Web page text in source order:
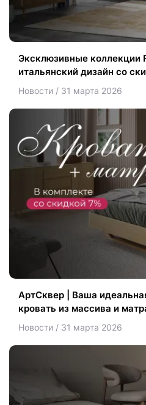
Эксклюзивные коллекции
итальянский дизайн со
Новости / 31 марта 2026
АртСквер | Ваша
кровать из массива и
Новости / 31 марта 2026